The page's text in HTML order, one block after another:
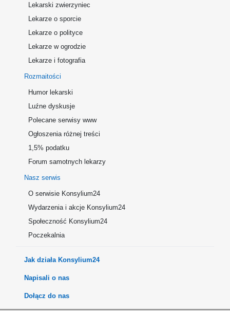
Lekarski zwierzyniec
Lekarze o sporcie
Lekarze o polityce
Lekarze w ogrodzie
Lekarze i fotografia
Rozmaitości
Humor lekarski
Luźne dyskusje
Polecane serwisy www
Ogłoszenia różnej treści
1,5% podatku
Forum samotnych lekarzy
Nasz serwis
O serwisie Konsylium24
Wydarzenia i akcje Konsylium24
Społeczność Konsylium24
Poczekalnia
Jak działa Konsylium24
Napisali o nas
Dołącz do nas